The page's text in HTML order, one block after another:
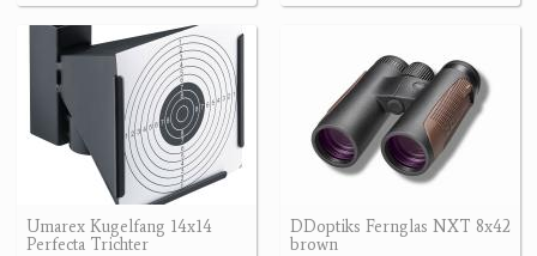
Umarex Kugelfang 14x14
Perfecta Trichter
DDoptiks Fernglas NXT 8x42
brown